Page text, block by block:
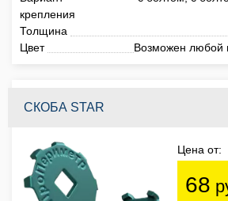
крепления
Толщина
Цвет
Возможен любой
СКОБА STAR
Цена от:
68